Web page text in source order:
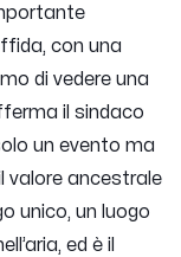
con una
di vedere una
il sindaco
un evento ma
valore ancestrale
unico, un luogo
ed è il